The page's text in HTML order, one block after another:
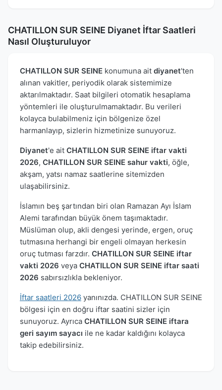
CHATILLON SUR SEINE Diyanet İftar Saatleri
Nasıl Oluşturuluyor
CHATILLON SUR SEINE konumuna ait diyanet'ten
alınan vakitler, periyodik olarak sistemimize
aktarılmaktadır. Saat bilgileri otomatik hesaplama
yöntemleri ile oluşturulmamaktadır. Bu verileri
kolayca bulabilmeniz için bölgenize özel
harmanlayıp, sizlerin hizmetinize sunuyoruz.
Diyanet'e ait CHATILLON SUR SEINE iftar vakti
2026, CHATILLON SUR SEINE sahur vakti, öğle,
akşam, yatsı namaz saatlerine sitemizden
ulaşabilirsiniz.
İslamın beş şartından biri olan Ramazan Ayı İslam
Alemi tarafından büyük önem taşımaktadır.
Müslüman olup, akli dengesi yerinde, ergen, oruç
tutmasına herhangi bir engeli olmayan herkesin
oruç tutması farzdır. CHATILLON SUR SEINE iftar
vakti 2026 veya CHATILLON SUR SEINE iftar saati
2026 sabırsızlıkla bekleniyor.
İftar saatleri 2026 yanınızda. CHATILLON SUR SEINE
bölgesi için en doğru iftar saatini sizler için
sunuyoruz. Ayrıca CHATILLON SUR SEINE iftara
geri sayım sayacı ile ne kadar kaldığını kolayca
takip edebilirsiniz.